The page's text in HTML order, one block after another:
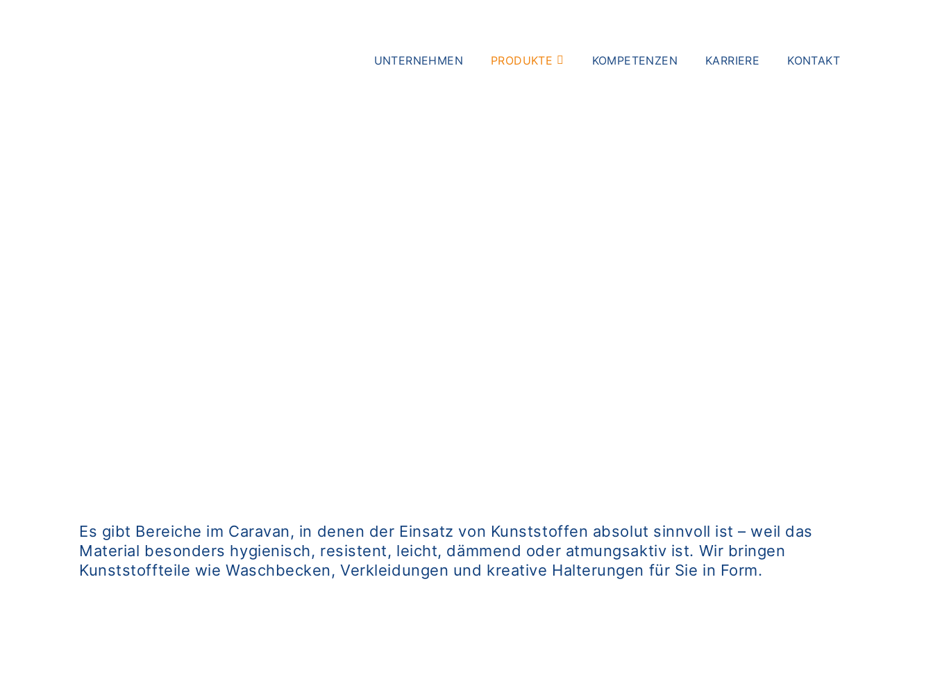
UNTERNEHMEN PRODUKTE KOMPETENZEN KARRIERE KONTAKT
Es gibt Bereiche im Caravan, in denen der Einsatz von Kunststoffen absolut sinnvoll ist – weil das
Material besonders hygienisch, resistent, leicht, dämmend oder atmungsaktiv ist. Wir bringen
Kunststoffteile wie Waschbecken, Verkleidungen und kreative Halterungen für Sie in Form.